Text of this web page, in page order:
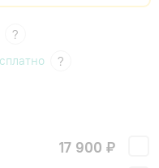
?
?
17 900 ₽